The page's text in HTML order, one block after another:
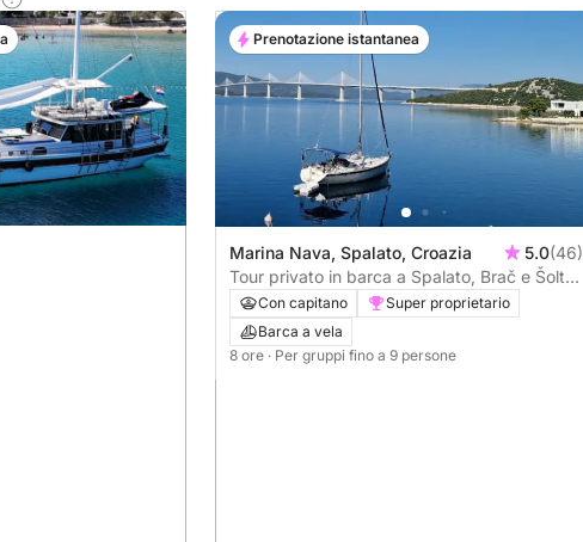
Marina Nava, Spalato, Croazia 5.0(46)
Tour privato in barca a Spalato, Brač e Šolta
(8 ore)
Con capitano
Super proprietario
Barca a vela
8 ore · Per gruppi fino a 9 persone
Prenotazione istantanea